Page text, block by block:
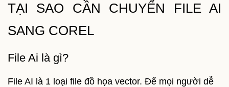
TẠI SAO CẦN CHUYỂN FILE AI
SANG COREL
File Ai là gì?
File AI là 1 loại file đồ họa vector. Để mọi người dễ